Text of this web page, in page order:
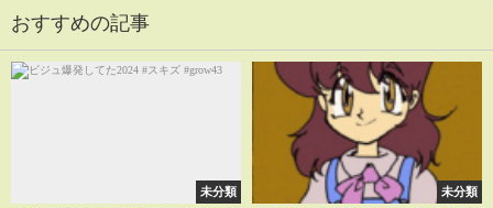
おすすめの記事
未分類 未分類